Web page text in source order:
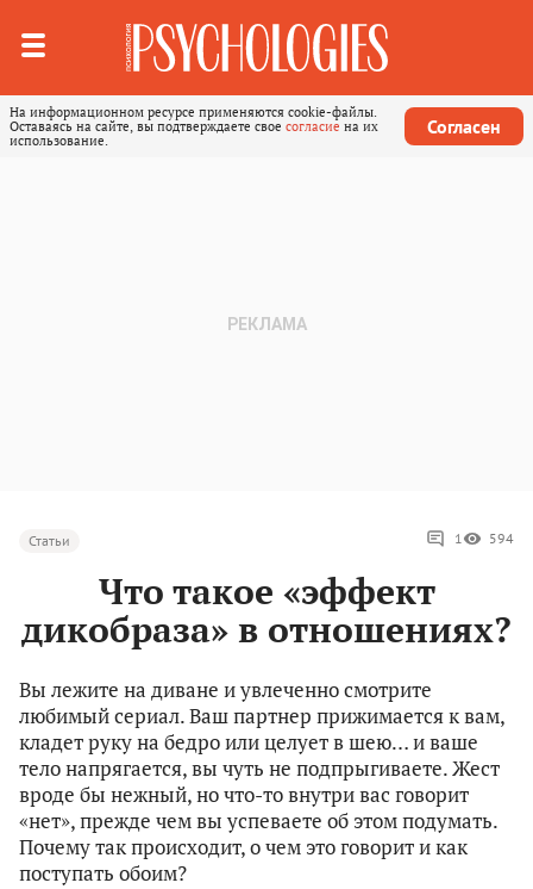
На информационном ресурсе применяются cookie-файлы.
Оставаясь на сайте, вы подтверждаете свое согласие на их
использование.
Согласен
Статьи 1 594
Что такое «эффект
дикобраза» в отношениях?
Вы лежите на диване и увлеченно смотрите
любимый сериал. Ваш партнер прижимается к вам,
кладет руку на бедро или целует в шею… и ваше
тело напрягается, вы чуть не подпрыгиваете. Жест
вроде бы нежный, но что-то внутри вас говорит
«нет», прежде чем вы успеваете об этом подумать.
Почему так происходит, о чем это говорит и как
поступать обоим?